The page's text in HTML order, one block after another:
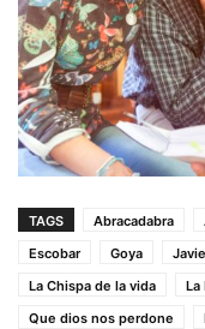
TAGS Abracadabra
Escobar
Goya
La Chispa de la vida
La
Que dios nos perdone